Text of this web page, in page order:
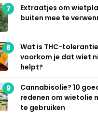
7
Extraatjes om
buiten mee te
8
Wat is THC-
voorkom je dat wiet
helpt?
9
Cannabisolie? 10
redenen om wietolie
te gebruiken